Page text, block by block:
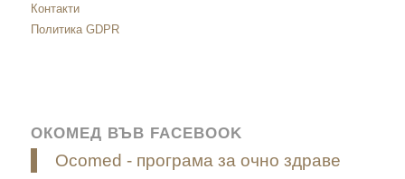
Контакти
Политика GDPR
ОКОМЕД ВЪВ FACEBOOK
Ocomed - програма за очно здраве